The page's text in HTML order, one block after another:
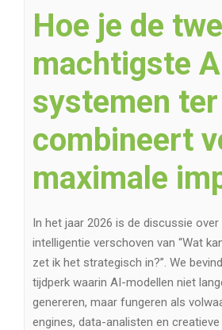
Hoe je de
machtigste
systemen
combineert
maximale
In het jaar 2026 is de discussie
intelligentie verschoven van “Wat
zet ik het strategisch in?”. We
tijdperk waarin AI-modellen niet
genereren, maar fungeren als
engines, data-analisten en